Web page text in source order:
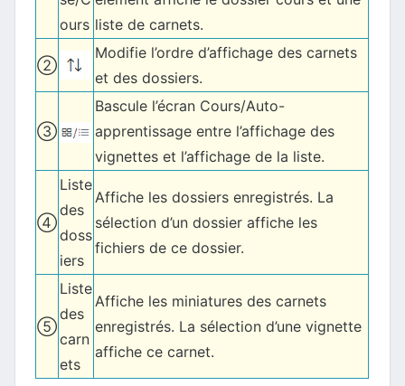
ours liste de carnets.
②
Modifie l’ordre d’affichage des carnets
et des dossiers.
③
Bascule l’écran Cours/Auto-
apprentissage entre l’affichage des
vignettes et l’affichage de la liste.
④
Liste
des
doss
iers
Affiche les dossiers enregistrés. La
sélection d’un dossier affiche les
fichiers de ce dossier.
⑤
Liste
des
carn
ets
Affiche les miniatures des carnets
enregistrés. La sélection d’une vignette
affiche ce carnet.